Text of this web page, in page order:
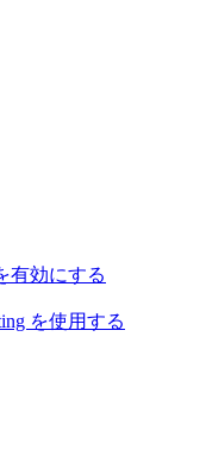
有効にする
を使用する